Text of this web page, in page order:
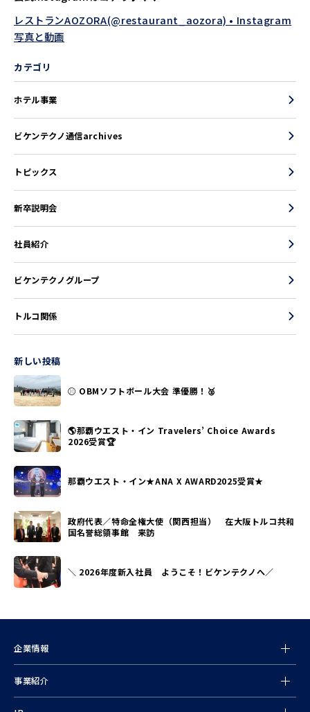
レストランAOZORA(@restaurant_aozora) • Instagram
写真と動画
カテゴリ
ホテル事業
ビケンテクノ通信archives
トピックス
新卒説明会
社員紹介
ビケンテクノグループ
トルコ関係
新しい投稿
⚾ OBMソフトボール大会 準優勝！🥈
🌎那覇ウエスト・イン Travelers’ Choice Awards
2026受賞🏆
那覇ウエスト・イン★ANA X AWARD2025受賞★
政府代表／特命全権大使（関西担当） 在大阪トルコ共和
国名誉総領事館 来訪
＼ 2026年度新入社員 ようこそ！ビケンテクノへ／
企業情報
事業紹介